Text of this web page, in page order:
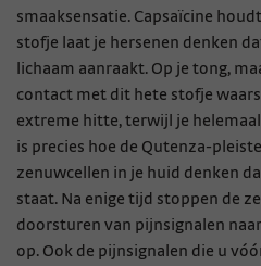
smaaksensatie. Capsaïcine
stofje laat je hersenen denken
lichaam aanraakt. Op je tong,
contact met dit hete stofje
extreme hitte, terwijl je
is precies hoe de Qutenza-
zenuwcellen in je huid denken
staat. Na enige tijd stoppen de
doorsturen van pijnsignalen
op. Ook de pijnsignalen die u